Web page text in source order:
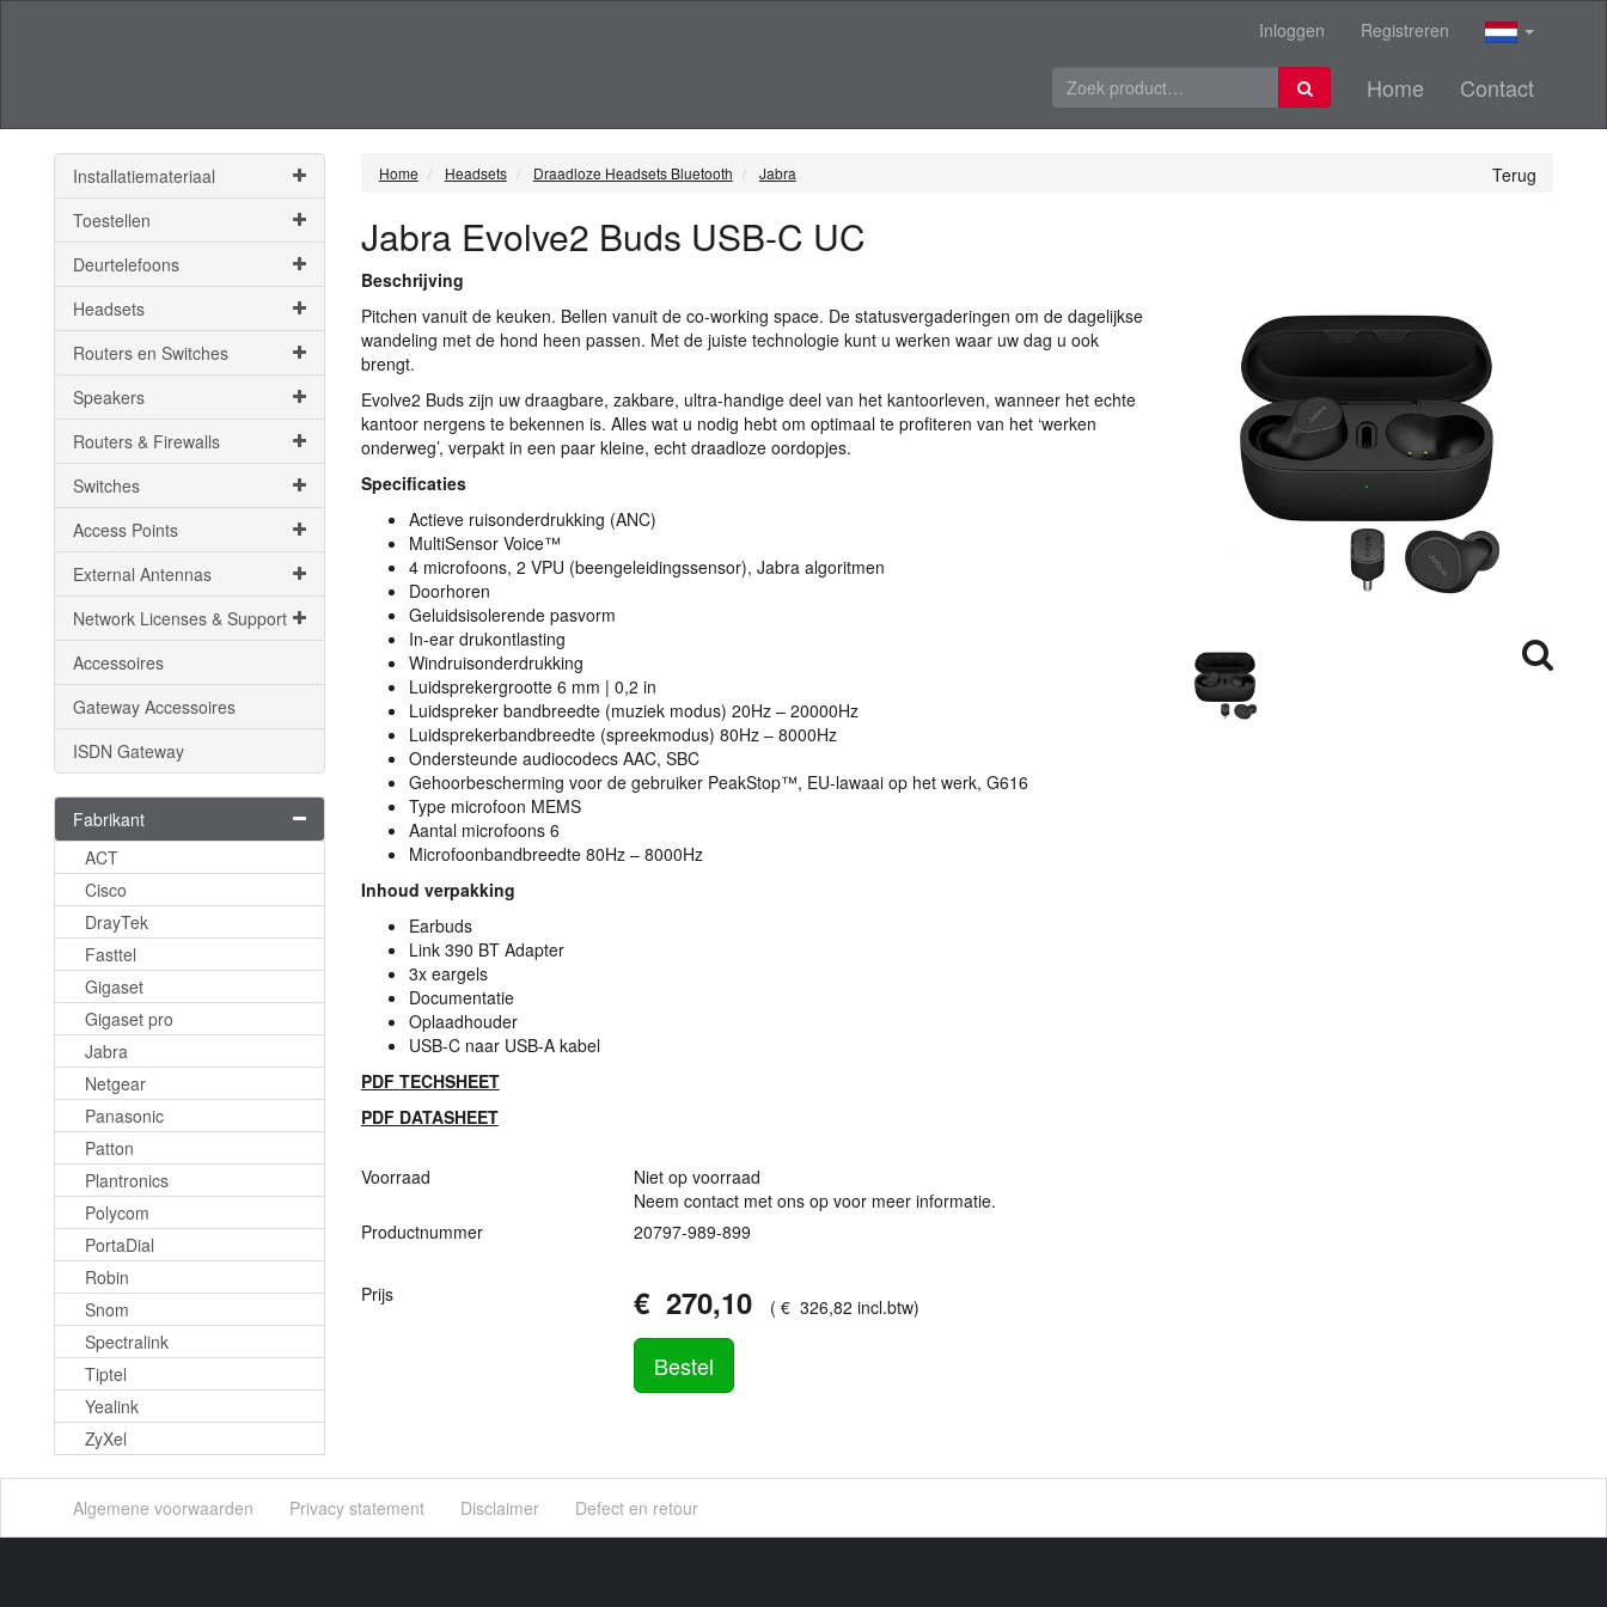
Inloggen Registreren
Home Contact
Installatiemateriaal
Toestellen
Deurtelefoons
Headsets
Routers en Switches
Speakers
Routers & Firewalls
Switches
Access Points
External Antennas
Network Licenses & Support
Accessoires
Gateway Accessoires
ISDN Gateway
Fabrikant
ACT
Cisco
DrayTek
Fasttel
Gigaset
Gigaset pro
Jabra
Netgear
Panasonic
Patton
Plantronics
Polycom
PortaDial
Robin
Snom
Spectralink
Tiptel
Yealink
ZyXel
Terug
Home Headsets Draadloze Headsets Bluetooth Jabra
Jabra Evolve2 Buds USB-C UC
Beschrijving
Pitchen vanuit de keuken. Bellen vanuit de co-working space. De statusvergaderingen om de dagelijkse
wandeling met de hond heen passen. Met de juiste technologie kunt u werken waar uw dag u ook
brengt.
Evolve2 Buds zijn uw draagbare, zakbare, ultra-handige deel van het kantoorleven, wanneer het echte
kantoor nergens te bekennen is. Alles wat u nodig hebt om optimaal te profiteren van het ‘werken
onderweg’, verpakt in een paar kleine, echt draadloze oordopjes.
Specificaties
Actieve ruisonderdrukking (ANC)
MultiSensor Voice™
4 microfoons, 2 VPU (beengeleidingssensor), Jabra algoritmen
Doorhoren
Geluidsisolerende pasvorm
In-ear drukontlasting
Windruisonderdrukking
Luidsprekergrootte 6 mm | 0,2 in
Luidspreker bandbreedte (muziek modus) 20Hz – 20000Hz
Luidsprekerbandbreedte (spreekmodus) 80Hz – 8000Hz
Ondersteunde audiocodecs AAC, SBC
Gehoorbescherming voor de gebruiker PeakStop™, EU-lawaai op het werk, G616
Type microfoon MEMS
Aantal microfoons 6
Microfoonbandbreedte 80Hz – 8000Hz
Inhoud verpakking
Earbuds
Link 390 BT Adapter
3x eargels
Documentatie
Oplaadhouder
USB-C naar USB-A kabel
PDF TECHSHEET
PDF DATASHEET
Voorraad
Niet op voorraad
Neem contact met ons op voor meer informatie.
Productnummer
20797-989-899
Prijs € 270,10 (€ 326,82 incl.btw)
Bestel
Algemene voorwaarden Privacy statement Disclaimer Defect en retour